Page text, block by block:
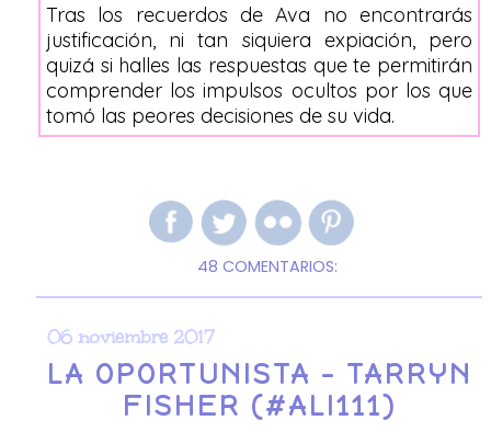
Tras los recuerdos de Ava no encontrarás
justificación, ni tan siquiera expiación, pero
quizá si halles las respuestas que te permitirán
comprender los impulsos ocultos por los que
tomó las peores decisiones de su vida.
48 COMENTARIOS:
06 noviembre 2017
LA OPORTUNISTA - TARRYN
FISHER (#ALI111)